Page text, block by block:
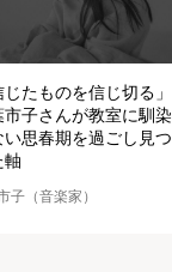
じたものを信じ切る」
市子さんが教室に馴染
い思春期を過ごし見つ
軸
子（音楽家）